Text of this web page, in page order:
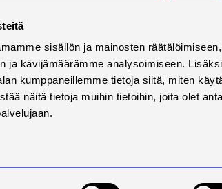
sisällön ja mainosten
ja kävijämäärämme analysoimiseen.
kumppaneillemme tietoja siitä, miten
näitä tietoja muihin tietoihin, joita olet